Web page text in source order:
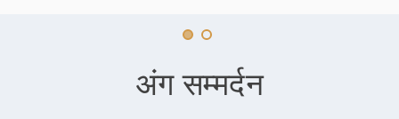
अंग सम्मर्दन